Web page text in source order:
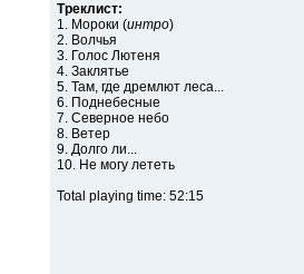
Треклист:
1. Мороки (интро)
2. Волчья
3. Голос Лютеня
4. Заклятье
5. Там, где дремлют леса...
6. Поднебесные
7. Северное небо
8. Ветер
9. Долго ли...
10. Не могу лететь
Total playing time: 52:15